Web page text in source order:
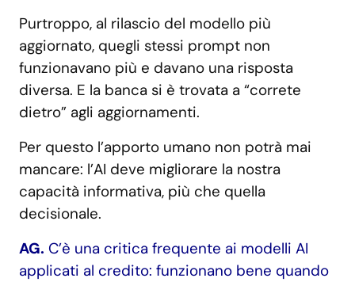
Purtroppo, al rilascio del modello più
aggiornato, quegli stessi prompt non
funzionavano più e davano una risposta
diversa. E la banca si è trovata a “correte
dietro” agli aggiornamenti.
Per questo l’apporto umano non potrà mai
mancare: l’AI deve migliorare la nostra
capacità informativa, più che quella
decisionale.
AG. C’è una critica frequente ai modelli AI
applicati al credito: funzionano bene quando